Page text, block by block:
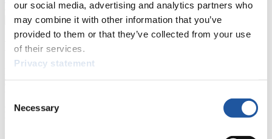
our social media, advertising and analytics partners who
may combine it with other information that you’ve
provided to them or that they’ve collected from your use
of their services.
Privacy statement
Selection
Necessary
Für Nationale Verbände
aktuelle Regelwerk sowie Richtlinien zu Wettkämpfen, Anti-Doping
Ausschreibungen für Wettkämpfe herunterladen, sowie auf die
Mitgliedersektion zugreifen.